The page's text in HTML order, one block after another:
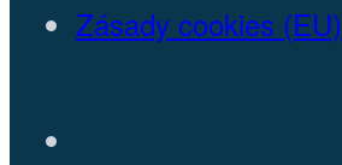
Zásady cookies (EU)